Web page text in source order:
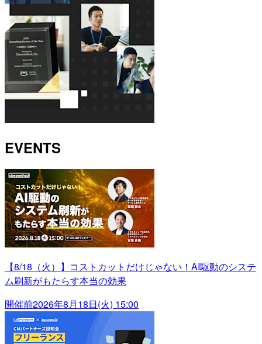
EVENTS
【8/18（火）】コストカットだけじゃない！AI駆動のシステ
ム刷新がもたらす本当の効果
開催前2026年8月18日(火) 15:00